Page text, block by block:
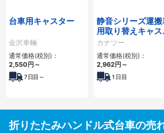
台車用キャスター
金沢車輛
通常価格(税別)：
2,550円 ～
7日目～
静音シリーズ運搬
用取り替えキャス
ー
カナツー
通常価格(税別)：
2,962円 ～
1 日目
折りたたみハンドル式台車の売